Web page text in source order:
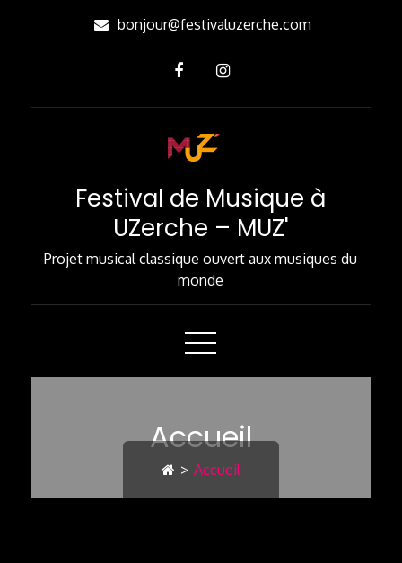
bonjour@festivaluzerche.com
Festival de Musique à
UZerche – MUZ'
Projet musical classique ouvert aux musiques du
monde
Accueil
> Accueil